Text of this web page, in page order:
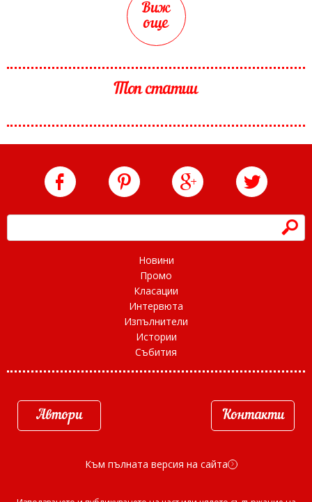
Виж
още
Топ статии
h
Новини
Промо
Класации
Интервюта
Изпълнители
Истории
Събития
Автори Контакти
Към пълната версия на сайта d